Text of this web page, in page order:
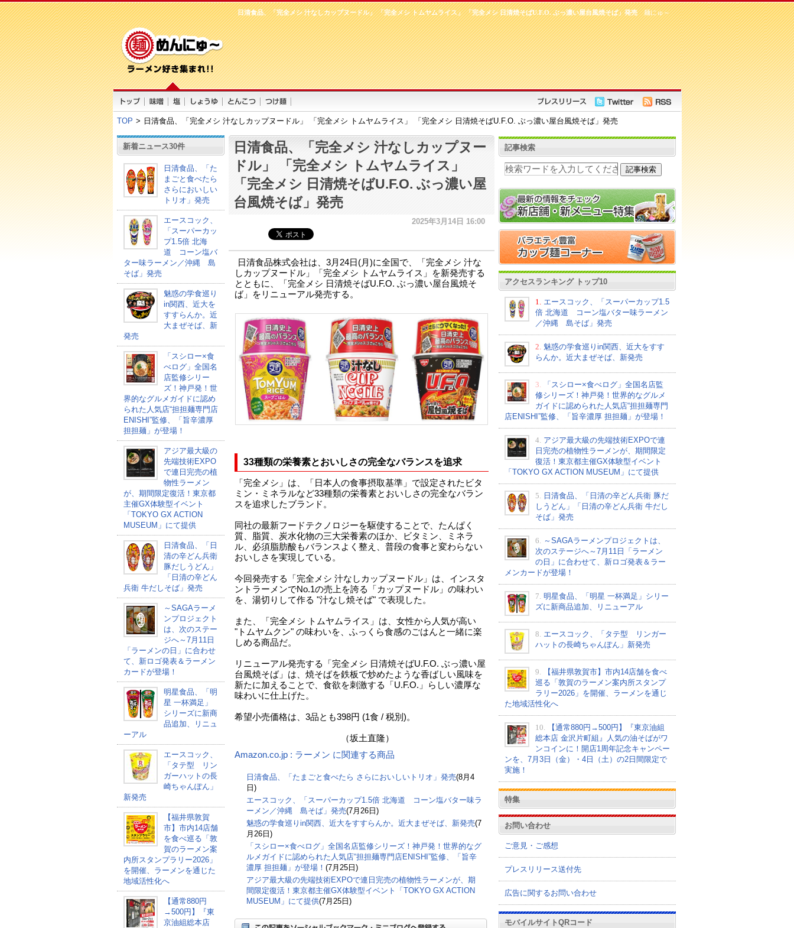
麺にゅ～
日清食品、「完全メシ 汁なしカップヌードル」 「完全メシ トムヤムライス」 「完全メシ 日清焼そばU.F.O. ぶっ濃い屋台風焼そば」発売
TOP > 日清食品、「完全メシ 汁なしカップヌードル」 「完全メシ トムヤムライス」 「完全メシ 日清焼そばU.F.O. ぶっ濃い屋台風焼そば」発売
新着ニュース30件
日清食品、「た
まごと食べたら
さらにおいしい
トリオ」発売
エースコック、
「スーパーカッ
プ1.5倍 北海
道 コーン塩バ
ター味ラーメン／沖縄 島
そば」発売
魅惑の学食巡り
in関西、近大を
すすらんか。近
大まぜそば、新
発売
「スシロー×食
べログ」全国名
店監修シリー
ズ！神戸発！世
界的なグルメガイドに認め
られた人気店“担担麺専門店
ENISHI”監修、「旨辛濃厚
担担麺」が登場！
アジア最大級の
先端技術EXPO
で連日完売の植
物性ラーメン
が、期間限定復活！東京都
主催GX体験型イベント
「TOKYO GX ACTION
MUSEUM」にて提供
日清食品、「日
清の辛どん兵衛
豚だしうどん」
「日清の辛どん
兵衛 牛だしそば」発売
～SAGAラーメ
ンプロジェクト
は、次のステー
ジへ～7月11日
「ラーメンの日」に合わせ
て、新ロゴ発表＆ラーメン
カードが登場！
明星食品、「明
星 一杯満足」
シリーズに新商
品追加、リニュ
ーアル
エースコック、
「タテ型 リン
ガーハットの長
崎ちゃんぽん」
新発売
【福井県敦賀
市】市内14店舗
を食べ巡る「敦
賀のラーメン案
内所スタンプラリー2026」
を開催、ラーメンを通じた
地域活性化へ
【通常880円
→500円】『東
京油組総本店
日清食品、「完全メシ 汁なしカップヌー
ドル」 「完全メシ トムヤムライス」
「完全メシ 日清焼そばU.F.O. ぶっ濃い屋
台風焼そば」発売
2025年3月14日 16:00
日清食品株式会社は、3月24日(月)に全国で、「完全メシ 汁な
しカップヌードル」「完全メシ トムヤムライス」を新発売する
とともに、「完全メシ 日清焼そばU.F.O. ぶっ濃い屋台風焼そ
ば」をリニューアル発売する。
33種類の栄養素とおいしさの完全なバランスを追求
「完全メシ」は、「日本人の食事摂取基準」で設定されたビタ
ミン・ミネラルなど33種類の栄養素とおいしさの完全なバラン
スを追求したブランド。
同社の最新フードテクノロジーを駆使することで、たんぱく
質、脂質、炭水化物の三大栄養素のほか、ビタミン、ミネラ
ル、必須脂肪酸もバランスよく整え、普段の食事と変わらない
おいしさを実現している。
今回発売する「完全メシ 汁なしカップヌードル」は、インスタ
ントラーメンでNo.1の売上を誇る「カップヌードル」の味わい
を、湯切りして作る "汁なし焼そば" で表現した。
また、「完全メシ トムヤムライス」は、女性から人気が高い
"トムヤムクン" の味わいを、ふっくら食感のごはんと一緒に楽
しめる商品だ。
リニューアル発売する「完全メシ 日清焼そばU.F.O. ぶっ濃い屋
台風焼そば」は、焼そばを鉄板で炒めたような香ばしい風味を
新たに加えることで、食欲を刺激する「U.F.O.」らしい濃厚な
味わいに仕上げた。
希望小売価格は、3品とも398円 (1食 / 税別)。
（坂土直隆）
Amazon.co.jp : ラーメン に関連する商品
日清食品、「たまごと食べたら さらにおいしいトリオ」発売(8月4
日)
エースコック、「スーパーカップ1.5倍 北海道 コーン塩バター味ラ
ーメン／沖縄 島そば」発売(7月26日)
魅惑の学食巡りin関西、近大をすすらんか。近大まぜそば、新発売(7
月26日)
「スシロー×食べログ」全国名店監修シリーズ！神戸発！世界的なグ
ルメガイドに認められた人気店“担担麺専門店ENISHI”監修、「旨辛
濃厚 担担麺」が登場！ (7月25日)
アジア最大級の先端技術EXPOで連日完売の植物性ラーメンが、期
間限定復活！東京都主催GX体験型イベント「TOKYO GX ACTION
MUSEUM」にて提供(7月25日)
記事検索
アクセスランキング トップ10
1.
エースコック、「スーパーカップ1.5
倍 北海道 コーン塩バター味ラーメン
／沖縄 島そば」発売
2. 魅惑の学食巡りin関西、近大をすす
らんか。近大まぜそば、新発売
3.
「スシロー×食べログ」全国名店監
修シリーズ！神戸発！世界的なグルメ
ガイドに認められた人気店“担担麺専門
店ENISHI”監修、「旨辛濃厚 担担麺」が登場！
4. アジア最大級の先端技術EXPOで連
日完売の植物性ラーメンが、期間限定
復活！東京都主催GX体験型イベント
「TOKYO GX ACTION MUSEUM」にて提供
5.
日清食品、「日清の辛どん兵衛 豚だ
しうどん」「日清の辛どん兵衛 牛だし
そば」発売
6.
～SAGAラーメンプロジェクトは、
次のステージへ～7月11日「ラーメン
の日」に合わせて、新ロゴ発表＆ラー
メンカードが登場！
7. 明星食品、「明星 一杯満足」シリー
ズに新商品追加、リニューアル
8. エースコック、「タテ型 リンガー
ハットの長崎ちゃんぽん」新発売
9.
【福井県敦賀市】市内14店舗を食べ
巡る「敦賀のラーメン案内所スタンプ
ラリー2026」を開催、ラーメンを通じ
た地域活性化へ
10.
【通常880円→500円】『東京油組
総本店 金沢片町組』人気の油そばがワ
ンコインに！開店1周年記念キャンペー
ンを、7月3日（金）・4日（土）の2日間限定で
実施！
特集
お問い合わせ
ご意見・ご感想
プレスリリース送付先
広告に関するお問い合わせ
モバイルサイトQRコード